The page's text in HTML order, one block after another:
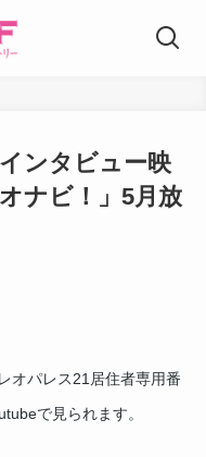
ンタビュー映
ナビ！」5月放
オパレス21居住者専用番
で見られます。